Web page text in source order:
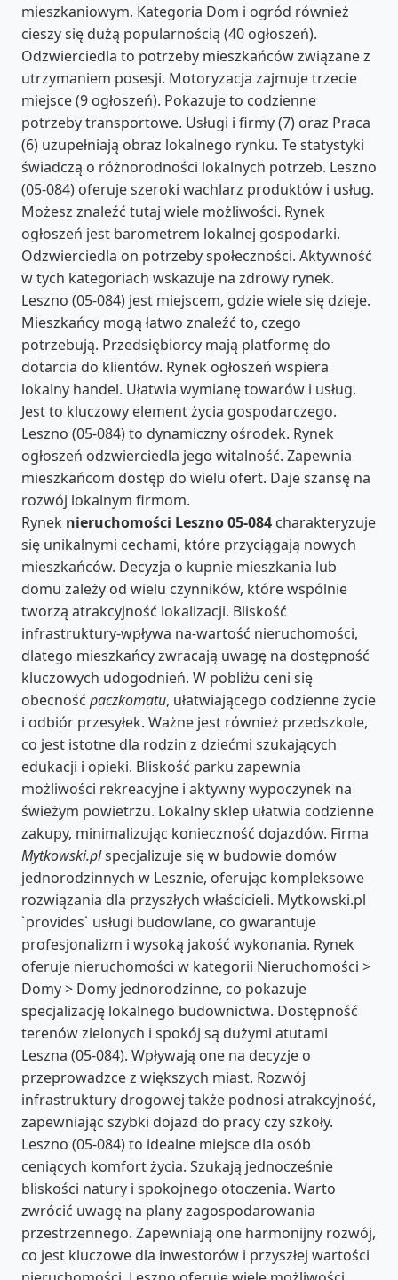
mieszkaniowym. Kategoria Dom i ogród również
cieszy się dużą popularnością (40 ogłoszeń).
Odzwierciedla to potrzeby mieszkańców związane z
utrzymaniem posesji. Motoryzacja zajmuje trzecie
miejsce (9 ogłoszeń). Pokazuje to codzienne
potrzeby transportowe. Usługi i firmy (7) oraz Praca
(6) uzupełniają obraz lokalnego rynku. Te statystyki
świadczą o różnorodności lokalnych potrzeb. Leszno
(05-084) oferuje szeroki wachlarz produktów i usług.
Możesz znaleźć tutaj wiele możliwości. Rynek
ogłoszeń jest barometrem lokalnej gospodarki.
Odzwierciedla on potrzeby społeczności. Aktywność
w tych kategoriach wskazuje na zdrowy rynek.
Leszno (05-084) jest miejscem, gdzie wiele się dzieje.
Mieszkańcy mogą łatwo znaleźć to, czego
potrzebują. Przedsiębiorcy mają platformę do
dotarcia do klientów. Rynek ogłoszeń wspiera
lokalny handel. Ułatwia wymianę towarów i usług.
Jest to kluczowy element życia gospodarczego.
Leszno (05-084) to dynamiczny ośrodek. Rynek
ogłoszeń odzwierciedla jego witalność. Zapewnia
mieszkańcom dostęp do wielu ofert. Daje szansę na
rozwój lokalnym firmom.
Rynek nieruchomości Leszno 05-084 charakteryzuje
się unikalnymi cechami, które przyciągają nowych
mieszkańców. Decyzja o kupnie mieszkania lub
domu zależy od wielu czynników, które wspólnie
tworzą atrakcyjność lokalizacji. Bliskość
infrastruktury-wpływa na-wartość nieruchomości,
dlatego mieszkańcy zwracają uwagę na dostępność
kluczowych udogodnień. W pobliżu ceni się
obecność paczkomatu, ułatwiającego codzienne życie
i odbiór przesyłek. Ważne jest również przedszkole,
co jest istotne dla rodzin z dziećmi szukających
edukacji i opieki. Bliskość parku zapewnia
możliwości rekreacyjne i aktywny wypoczynek na
świeżym powietrzu. Lokalny sklep ułatwia codzienne
zakupy, minimalizując konieczność dojazdów. Firma
Mytkowski.plspecjalizuje się w budowie domów
jednorodzinnych w Lesznie, oferując kompleksowe
rozwiązania dla przyszłych właścicieli. Mytkowski.pl
`provides` usługi budowlane, co gwarantuje
profesjonalizm i wysoką jakość wykonania. Rynek
oferuje nieruchomości w kategorii Nieruchomości >
Domy > Domy jednorodzinne, co pokazuje
specjalizację lokalnego budownictwa. Dostępność
terenów zielonych i spokój są dużymi atutami
Leszna (05-084). Wpływają one na decyzje o
przeprowadzce z większych miast. Rozwój
infrastruktury drogowej także podnosi atrakcyjność,
zapewniając szybki dojazd do pracy czy szkoły.
Leszno (05-084) to idealne miejsce dla osób
ceniących komfort życia. Szukają jednocześnie
bliskości natury i spokojnego otoczenia. Warto
zwrócić uwagę na plany zagospodarowania
przestrzennego. Zapewniają one harmonijny rozwój,
co jest kluczowe dla inwestorów i przyszłej wartości